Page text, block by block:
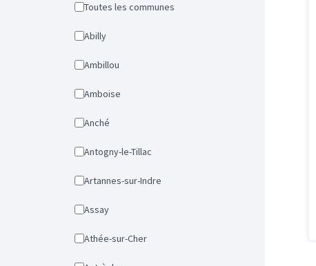
Toutes les communes
Abilly
Ambillou
Amboise
Anché
Antogny-le-Tillac
Artannes-sur-Indre
Assay
Athée-sur-Cher